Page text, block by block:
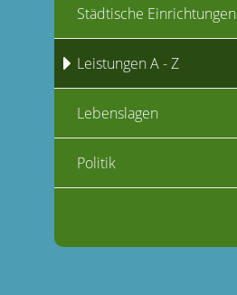
Städtische Einrichtungen
Leistungen A - Z
Lebenslagen
Politik